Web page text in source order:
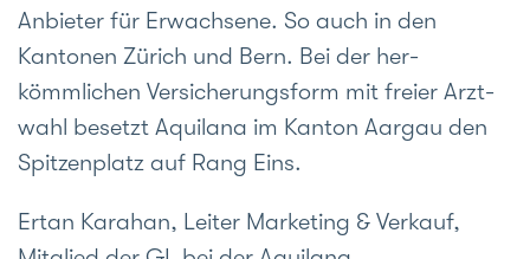
An­bieter für Er­wachsene. So auch in den
Kantonen Zürich und Bern. Bei der her­
kömmlichen Versiche­rungs­form mit freier Arzt­
wahl be­setzt Aquilana im Kan­ton Aargau den
Spitzen­platz auf Rang Eins.
Ertan Karahan, Leiter Marketing & Verkauf,